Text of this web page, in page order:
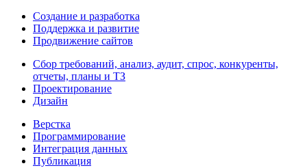
Создание и разработка
Поддержка и развитие
Продвижение сайтов
Сбор требований, анализ, аудит, спрос, конкуренты,
отчеты, планы и ТЗ
Проектирование
Дизайн
Верстка
Программирование
Интеграция данных
Публикация